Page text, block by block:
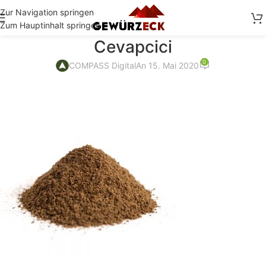
Zur Navigation springen
Zum Hauptinhalt springen
Cevapcici
COMPASS DigitalAn 15. Mai 2020 0